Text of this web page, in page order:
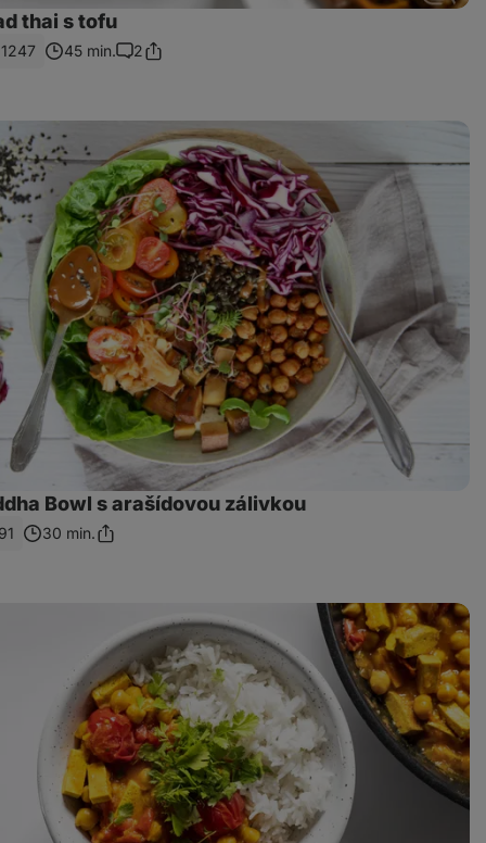
thai s tofu
1247 45 min.
Komentáře
2Sdílet
Bowl s arašídovou zálivkou
30 min.Sdílet